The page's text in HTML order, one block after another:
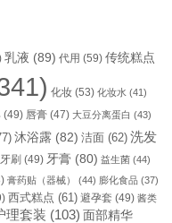
乳液 (89) 代用 (59) 传统糕点
化妆 (53) 化妆水 (41)
(49) 唇膏 (47) 大豆分离蛋白 (43)
沐浴露 (82) 洁面 (62) 洗发
牙刷 (49) 牙膏 (80) 益生菌 (44)
膏药贴（器械） (44) 膨化食品 (37)
西式糕点 (61) 避孕套 (49) 酱类
理套装 (103) 面部精华